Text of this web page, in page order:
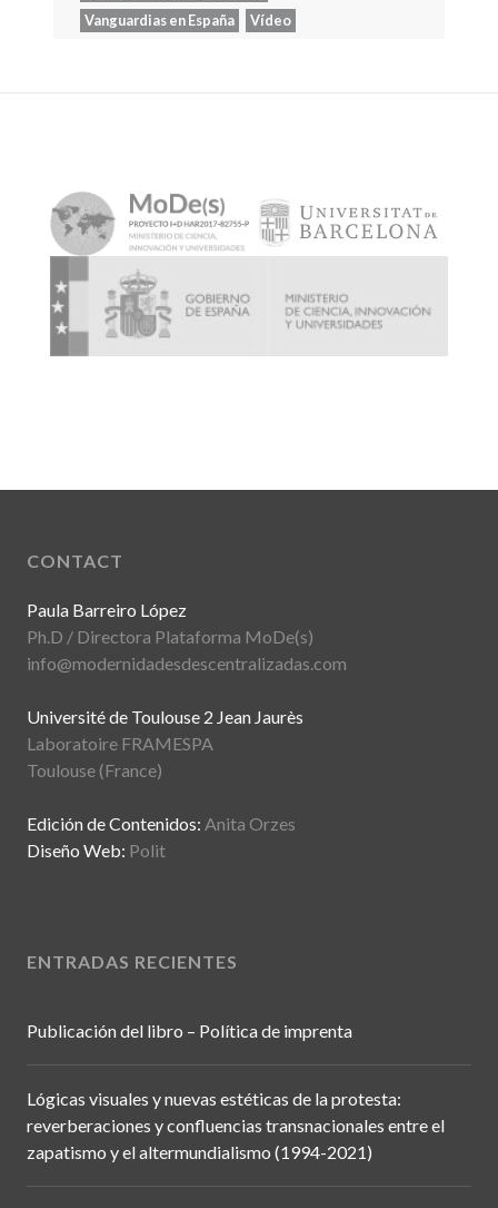
Vanguardias en España
Vídeo
CONTACT
Paula Barreiro López
Ph.D / Directora Plataforma MoDe(s)
info@modernidadesdescentralizadas.com
Université de Toulouse 2 Jean Jaurès
Laboratoire FRAMESPA
Toulouse (France)
Edición de Contenidos: Anita Orzes
Diseño Web: Polit
ENTRADAS RECIENTES
Publicación del libro – Política de imprenta
Lógicas visuales y nuevas estéticas de la protesta:
reverberaciones y confluencias transnacionales entre el
zapatismo y el altermundialismo (1994-2021)